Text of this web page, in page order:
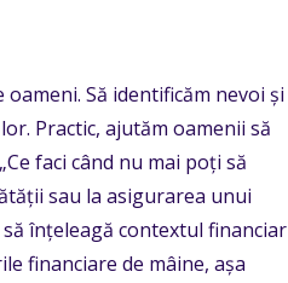
Să identificăm nevoi și
Practic, ajutăm oamenii să
faci când nu mai poți să
sau la asigurarea unui
înțeleagă contextul financiar
financiare de mâine, așa